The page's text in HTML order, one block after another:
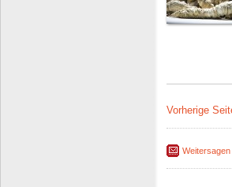
Vorherige
Weitersagen